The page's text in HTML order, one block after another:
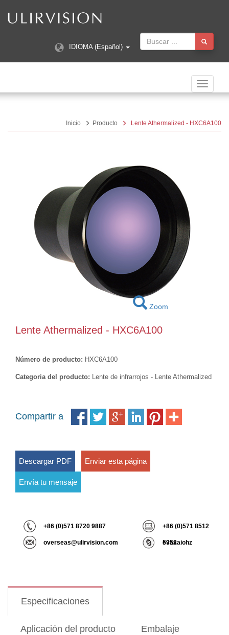
IDIOMA (Español)
Toggle
Inicio Producto Lente Athermalized - HXC6A100
Zoom
Lente Athermalized - HXC6A100
Número de producto: HXC6A100
Categoria del producto: Lente de infrarrojos - Lente Athermalized
Compartir a
Descargar PDF Enviar esta página
Envía tu mensaje
+86 (0)571 8720 9887 +86 (0)571 8512
5358
overseas@ulirvision.com evaxaiohz
Especificaciones
Aplicación del producto Embalaje